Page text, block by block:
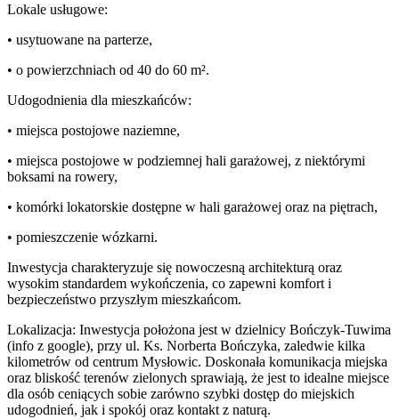
Lokale usługowe:
• usytuowane na parterze,
• o powierzchniach od 40 do 60 m².
Udogodnienia dla mieszkańców:
• miejsca postojowe naziemne,
• miejsca postojowe w podziemnej hali garażowej, z niektórymi
boksami na rowery,
• komórki lokatorskie dostępne w hali garażowej oraz na piętrach,
• pomieszczenie wózkarni.
Inwestycja charakteryzuje się nowoczesną architekturą oraz
wysokim standardem wykończenia, co zapewni komfort i
bezpieczeństwo przyszłym mieszkańcom.
Lokalizacja: Inwestycja położona jest w dzielnicy Bończyk-Tuwima
(info z google), przy ul. Ks. Norberta Bończyka, zaledwie kilka
kilometrów od centrum Mysłowic. Doskonała komunikacja miejska
oraz bliskość terenów zielonych sprawiają, że jest to idealne miejsce
dla osób ceniących sobie zarówno szybki dostęp do miejskich
udogodnień, jak i spokój oraz kontakt z naturą.